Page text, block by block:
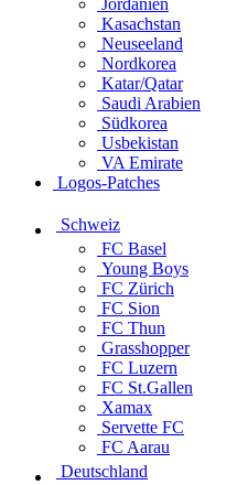
Jordanien
Kasachstan
Neuseeland
Nordkorea
Katar/Qatar
Saudi Arabien
Südkorea
Usbekistan
VA Emirate
Logos-Patches
Schweiz
FC Basel
Young Boys
FC Zürich
FC Sion
FC Thun
Grasshopper
FC Luzern
FC St.Gallen
Xamax
Servette FC
FC Aarau
Deutschland